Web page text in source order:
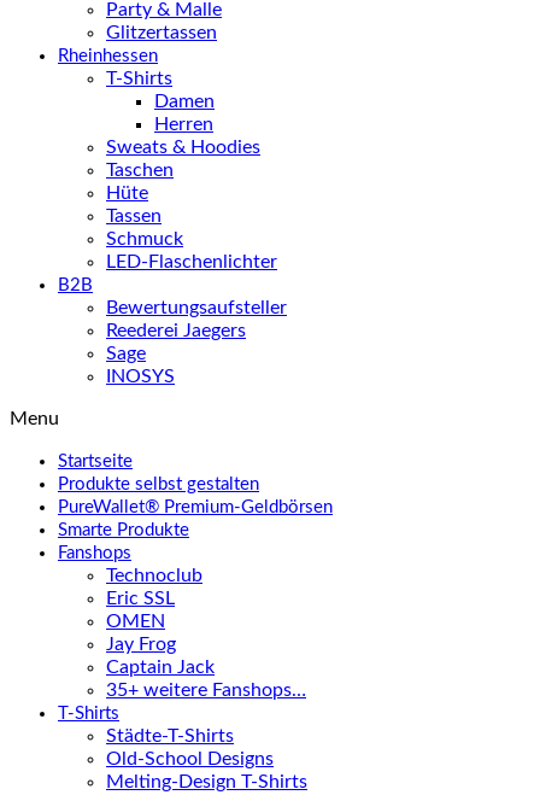
Party & Malle
Glitzertassen
Rheinhessen
T-Shirts
Damen
Herren
Sweats & Hoodies
Taschen
Hüte
Tassen
Schmuck
LED-Flaschenlichter
B2B
Bewertungsaufsteller
Reederei Jaegers
Sage
INOSYS
Menu
Startseite
Produkte selbst gestalten
PureWallet® Premium-Geldbörsen
Smarte Produkte
Fanshops
Technoclub
Eric SSL
OMEN
Jay Frog
Captain Jack
35+ weitere Fanshops…
T-Shirts
Städte-T-Shirts
Old-School Designs
Melting-Design T-Shirts